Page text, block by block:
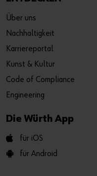
Über uns
Nachhaltigkeit
Karriereportal
Kunst & Kultur
Code of Compliance
Engineering
Die Würth App
für iOS
für Android